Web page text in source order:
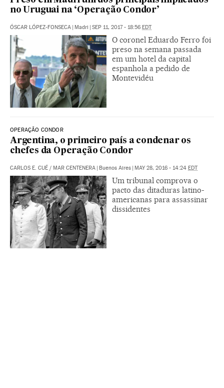
no Uruguai na ‘Operação Condor’
ÓSCAR LÓPEZ-FONSECA | Madri | SEP 11, 2017 - 18:56 EDT
O coronel Eduardo Ferro foi
preso na semana passada
em um hotel da capital
espanhola a pedido de
Montevidéu
OPERAÇÃO CONDOR
Argentina, o primeiro país a condenar os
chefes da Operação Condor
CARLOS E. CUÉ / MAR CENTENERA | Buenos Aires | MAY 28, 2016 - 14:24 EDT
Um tribunal comprova o
pacto das ditaduras latino-
americanas para assassinar
dissidentes